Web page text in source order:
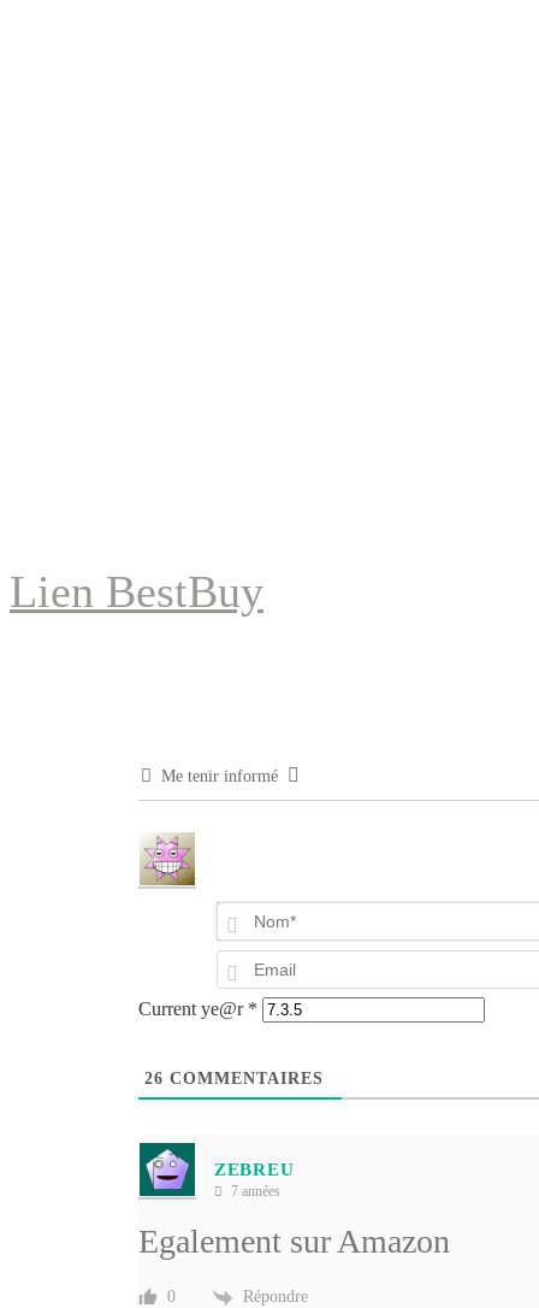
Lien BestBuy
Me tenir informé
Current ye@r *
26 COMMENTAIRES
ZEBREU
7 années
Egalement sur Amazon
0 Répondre